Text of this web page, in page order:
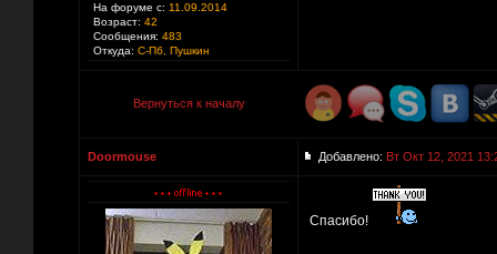
На форуме с: 11.09.2014
Возраст: 42
Сообщения: 483
Откуда: С-Пб, Пушкин
Вернуться к началу
Doormouse Добавлено: Вт Окт 12, 2021
Спасибо!